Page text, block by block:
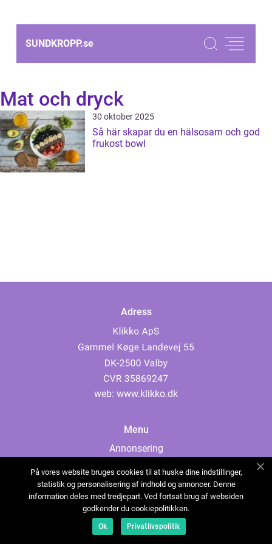
SUNDKROPP.se
Mat och dryck
30 oktober 2025
Så här skapar du en hälsosam och god
frukost bowl
Adress
web: www.klikko.dk
Menu
Annonsering
Cookies
Kontakta oss
Sitemap
På vores website bruges cookies til at huske dine indstillinger,
statistik og personalisering af indhold og annoncer. Denne
information deles med tredjepart. Ved fortsat brug af websiden
godkender du cookiepolitikken.
Ok Privatlivspolitik